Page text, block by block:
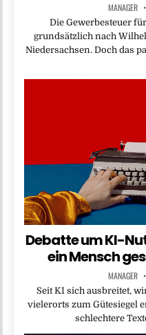
MANAGER
Die Gewerbesteuer
grundsätzlich nach
Niedersachsen. Doch das
Debatte um KI-
ein Mensch
MANAGER
Seit KI sich ausbreitet,
vielerorts zum Gütesiegel
schlechtere